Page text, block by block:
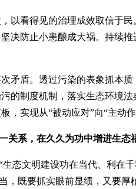
以看得见的治理成效取信于
防止小患酿成大祸。持续
矛盾。透过污染的表象抓本
制度机制，落实生态环境
实现从“被动应对”向“主动作
关系，在久久为功中增进生态
态文明建设功在当代、利在
既要抓实眼前显绩，又要厚